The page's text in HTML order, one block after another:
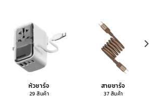
หัวชาร์จ
29 สินค้า
สายชาร์จ
37 สินค้า